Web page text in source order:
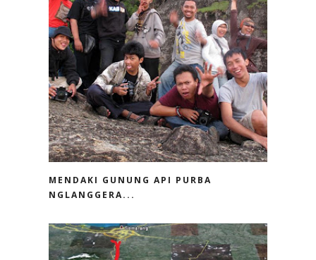
MENDAKI GUNUNG API PURBA
NGLANGGERA...